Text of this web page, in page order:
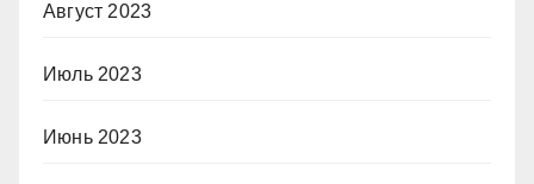
Август 2023
Июль 2023
Июнь 2023